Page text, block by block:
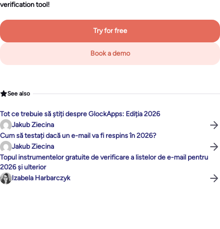
verification tool!
Try for free
Book a demo
See also
Tot ce trebuie să știți despre GlockApps: Ediția 2026
Jakub Ziecina
Cum să testați dacă un e-mail va fi respins în 2026?
Jakub Ziecina
Topul instrumentelor gratuite de verificare a listelor de e-mail pentru
2026 și ulterior
Izabela Harbarczyk